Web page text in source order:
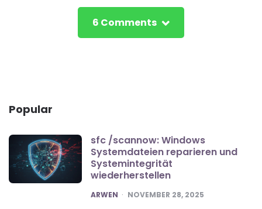
6 Comments
Popular
sfc /scannow: Windows
Systemdateien reparieren und
Systemintegrität
wiederherstellen
POSTED
ARWEN NOVEMBER 28, 2025